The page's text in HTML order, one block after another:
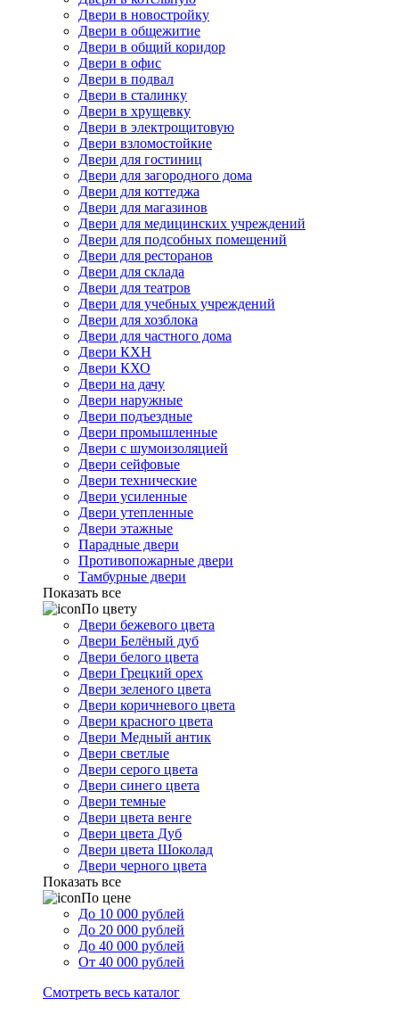
Двери в новостройку
Двери в общежитие
Двери в общий коридор
Двери в офис
Двери в подвал
Двери в сталинку
Двери в хрущевку
Двери в электрощитовую
Двери взломостойкие
Двери для гостиниц
Двери для загородного дома
Двери для коттеджа
Двери для магазинов
Двери для медицинских учреждений
Двери для подсобных помещений
Двери для ресторанов
Двери для склада
Двери для театров
Двери для учебных учреждений
Двери для хозблока
Двери для частного дома
Двери КХН
Двери КХО
Двери на дачу
Двери наружные
Двери подъездные
Двери промышленные
Двери с шумоизоляцией
Двери сейфовые
Двери технические
Двери усиленные
Двери утепленные
Двери этажные
Парадные двери
Противопожарные двери
Тамбурные двери
Показать все
По цвету
Двери бежевого цвета
Двери Белёный дуб
Двери белого цвета
Двери Грецкий орех
Двери зеленого цвета
Двери коричневого цвета
Двери красного цвета
Двери Медный антик
Двери светлые
Двери серого цвета
Двери синего цвета
Двери темные
Двери цвета венге
Двери цвета Дуб
Двери цвета Шоколад
Двери черного цвета
Показать все
По цене
До 10 000 рублей
До 20 000 рублей
До 40 000 рублей
От 40 000 рублей
Смотреть весь каталог